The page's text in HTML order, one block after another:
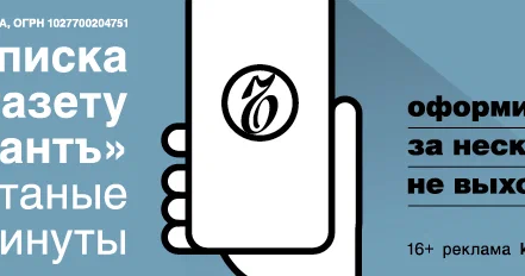
Реклама в «Ъ» www.kommersant.ru/ad